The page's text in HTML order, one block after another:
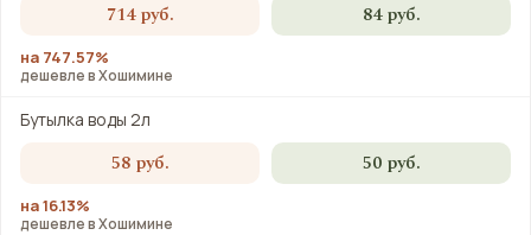
714 руб. 84 руб.
на 747.57%
дешевле в Хошимине
Бутылка воды 2л
58 руб. 50 руб.
на 16.13%
дешевле в Хошимине